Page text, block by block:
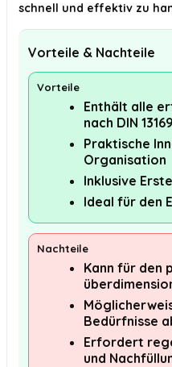
schnell und effektiv zu
Vorteile & Nachteile
Vorteile
Enthält alle
nach DIN 13169
Praktische
Organisation
Inklusive
Ideal für den
Nachteile
Kann für den
Bedürfnisse
Erfordert
und